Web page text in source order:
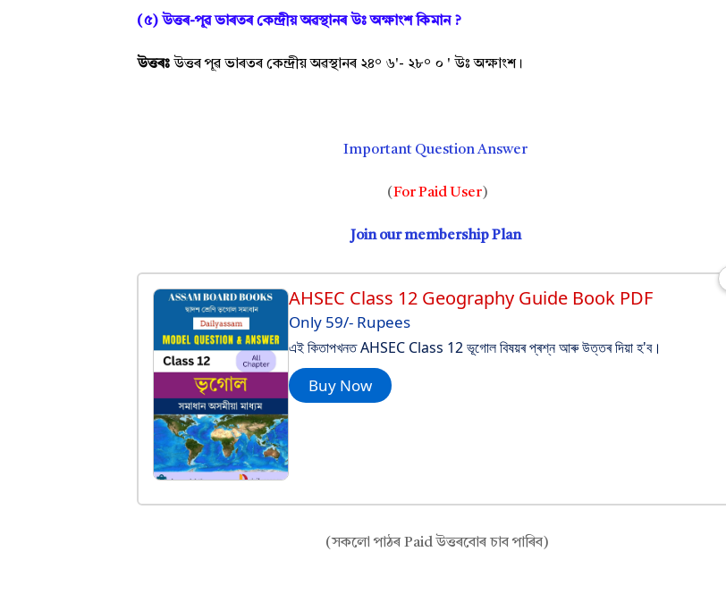
(৫) উত্তৰ-পূৱ ভাৰতৰ কেন্দ্ৰীয় অৱস্থানৰ উঃ অক্ষাংশ কিমান ?
উত্তৰঃ উত্তৰ পূৱ ভাৰতৰ কেন্দ্ৰীয় অৱস্থানৰ ২৪° ৬'- ২৮° ০ ' উঃ অক্ষাংশ।
Important Question Answer
(For Paid User)
Join our membership Plan
AHSEC Class 12 Geography Guide Book PDF
Only 59/- Rupees
এই কিতাপখনত AHSEC Class 12 ভূগোল বিষয়ৰ প্ৰশ্ন আৰু উত্তৰ দিয়া হ'ব।
Buy Now
(সকলো পাঠৰ Paid উত্তৰবোৰ চাব পাৰিব)